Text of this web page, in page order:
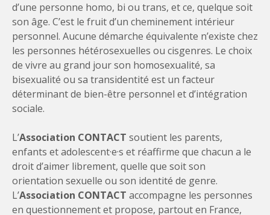
d’une personne homo, bi ou trans, et ce, quelque soit
son âge. C’est le fruit d’un cheminement intérieur
personnel. Aucune démarche équivalente n’existe chez
les personnes hétérosexuelles ou cisgenres. Le choix
de vivre au grand jour son homosexualité, sa
bisexualité ou sa transidentité est un facteur
déterminant de bien-être personnel et d’intégration
sociale.
L’Association CONTACT soutient les parents,
enfants et adolescent·e·s et réaffirme que chacun a le
droit d’aimer librement, quelle que soit son
orientation sexuelle ou son identité de genre.
L’Association CONTACT accompagne les personnes
en questionnement et propose, partout en France,